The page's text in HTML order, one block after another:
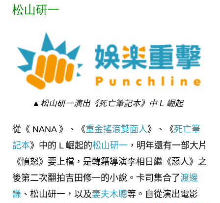
松山研一
▲松山研一演出《死亡筆記本》中 L 崛起
從《 NANA 》、《重金搖滾雙面人》、《死亡筆
記本》中的 L 崛起的松山研一 ，明年還有一部大片
《憤怒》要上檔，是韓籍導演李相日繼《惡人》之
後第二次翻拍吉田修一的小說。卡司集合了渡邊
謙 、松山研一，以及妻夫木聰等。自從演出電影